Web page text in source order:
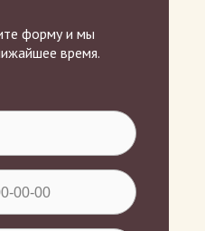
форму и мы
время.